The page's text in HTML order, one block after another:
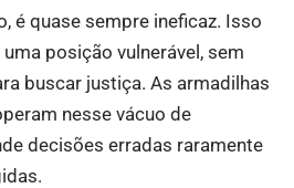
é quase sempre ineficaz. Isso
posição vulnerável, sem
buscar justiça. As armadilhas
nesse vácuo de
decisões erradas raramente